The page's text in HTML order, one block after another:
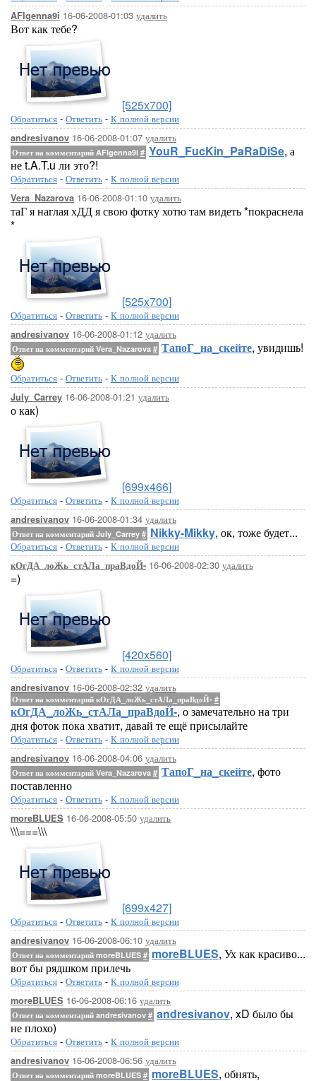
AFIgenna9i 16-06-2008-01:03 удалить
Вот как тебе?
[525x700]
Обратиться - Ответить - К полной версии
andresivanov 16-06-2008-01:07 удалить
Ответ на комментарий AFIgenna9i # YouR_FucKin_PaRaDiSe, а
не t.A.T.u ли это?!
Обратиться - Ответить - К полной версии
Vera_Nazarova 16-06-2008-01:10 удалить
таГ я наглая хДД я свою фотку хотю там видеть *покраснела
*
[525x700]
Обратиться - Ответить - К полной версии
andresivanov 16-06-2008-01:12 удалить
Ответ на комментарий Vera_Nazarova # ТапоГ_на_скейте, увидишь!
Обратиться - Ответить - К полной версии
July_Carrey 16-06-2008-01:21 удалить
о как)
[699x466]
Обратиться - Ответить - К полной версии
andresivanov 16-06-2008-01:34 удалить
Ответ на комментарий July_Carrey # Nikky-Mikky, ок, тоже будет...
Обратиться - Ответить - К полной версии
кОгДА_лоЖь_стАЛа_праВдоЙ- 16-06-2008-02:30 удалить
=)
[420x560]
Обратиться - Ответить - К полной версии
andresivanov 16-06-2008-02:32 удалить
Ответ на комментарий кОгДА_лоЖь_стАЛа_праВдоЙ- #
кОгДА_лоЖь_стАЛа_праВдоЙ-, о замечательно на три
дня фоток пока хватит, давай те ещё присылайте
Обратиться - Ответить - К полной версии
andresivanov 16-06-2008-04:06 удалить
Ответ на комментарий Vera_Nazarova # ТапоГ_на_скейте, фото
поставленно
Обратиться - Ответить - К полной версии
moreBLUES 16-06-2008-05:50 удалить
\\\===\\\
[699x427]
Обратиться - Ответить - К полной версии
andresivanov 16-06-2008-06:10 удалить
Ответ на комментарий moreBLUES # moreBLUES, Ух как красиво...
вот бы рядшком прилечь
Обратиться - Ответить - К полной версии
moreBLUES 16-06-2008-06:16 удалить
Ответ на комментарий andresivanov # andresivanov, xD было бы
не плохо)
Обратиться - Ответить - К полной версии
andresivanov 16-06-2008-06:56 удалить
Ответ на комментарий moreBLUES # moreBLUES, обнять,